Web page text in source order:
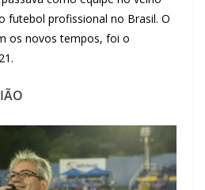
futebol profissional no Brasil. O
os novos tempos, foi o